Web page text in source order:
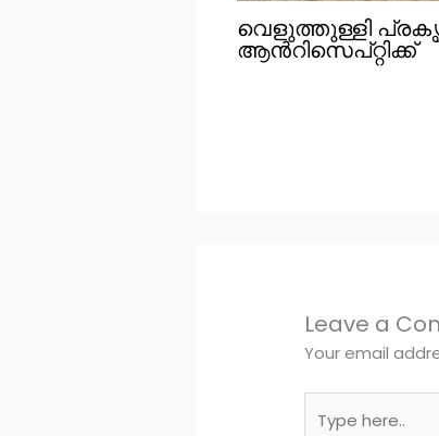
വെളുത്തുള്ളി
ആൻറിസെപ്റ്റിക്ക്
Leave a
Your email